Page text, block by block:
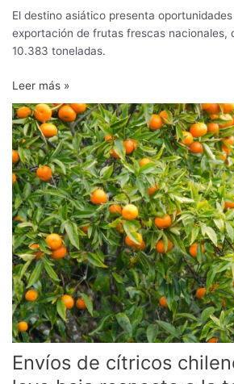
El destino asiático presenta
exportación de frutas frescas nacionales,
10.383 toneladas.
Leer más »
Envíos de cítricos
Envíos
de
cítricos
chilenos
registran
leve
baja
respecto
a
la
temporada
pasada